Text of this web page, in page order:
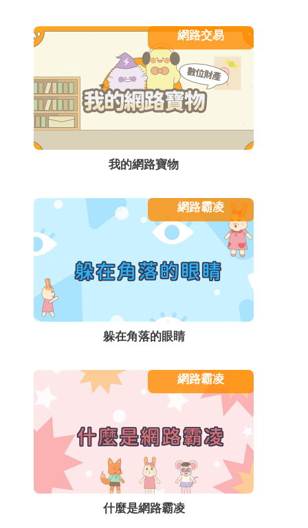
網路交易
我的網路寶物
網路霸凌
躲在角落的眼睛
網路霸凌
什麼是網路霸凌